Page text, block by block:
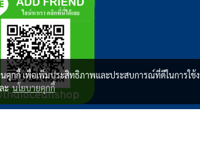
นคุกกี้ เพื่อเพิ่มประสิทธิภาพและประสบการณ์ที่ดีในการใ
ะนโยบายคุกกี้